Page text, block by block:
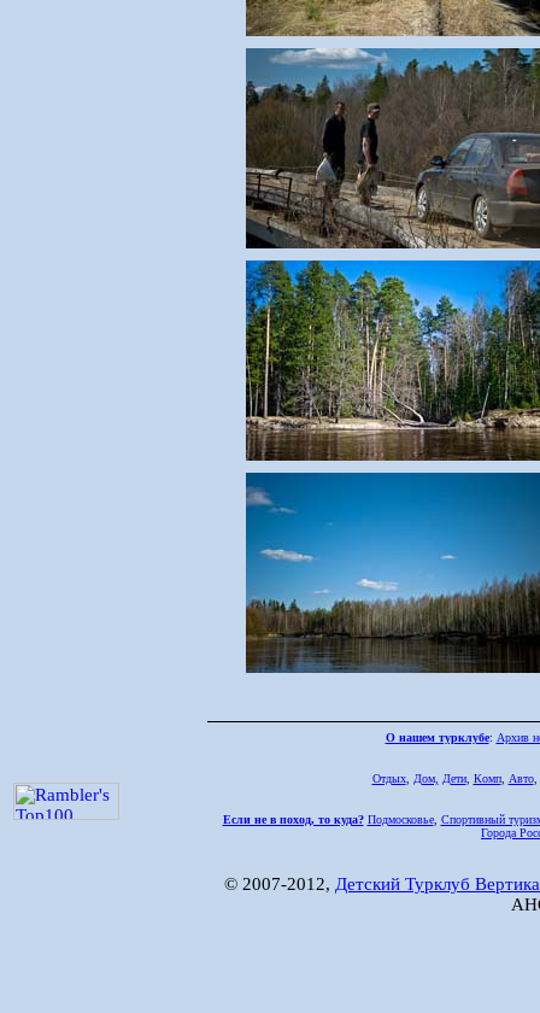
О нашем турклубе: Архив
Отдых, Дом, Дети, Комп, Авто,
Если не в поход, то куда? Подмосковье, Спортивный
Города
© 2007-2012, Детский Турклуб